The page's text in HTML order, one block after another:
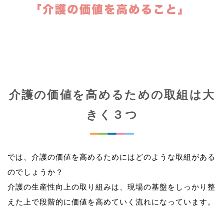
介護の価値を高めるための取組は大
きく３つ
では、介護の価値を高めるためにはどのような取組がある
のでしょうか？
介護の生産性向上の取り組みは、現場の基盤をしっかり整
えた上で段階的に価値を高めていく流れになっています。